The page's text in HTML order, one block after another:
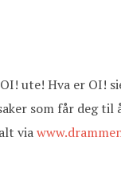
ute! Hva er OI!
som får deg
via